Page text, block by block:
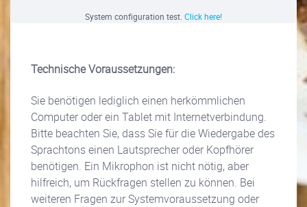
System configuration test. Click here!
Technische Voraussetzungen:
Sie benötigen lediglich einen herkömmlichen
Computer oder ein Tablet mit Internetverbindung.
Bitte beachten Sie, dass Sie für die Wiedergabe des
Sprachtons einen Lautsprecher oder Kopfhörer
benötigen. Ein Mikrophon ist nicht nötig, aber
hilfreich, um Rückfragen stellen zu können. Bei
weiteren Fragen zur Systemvoraussetzung oder